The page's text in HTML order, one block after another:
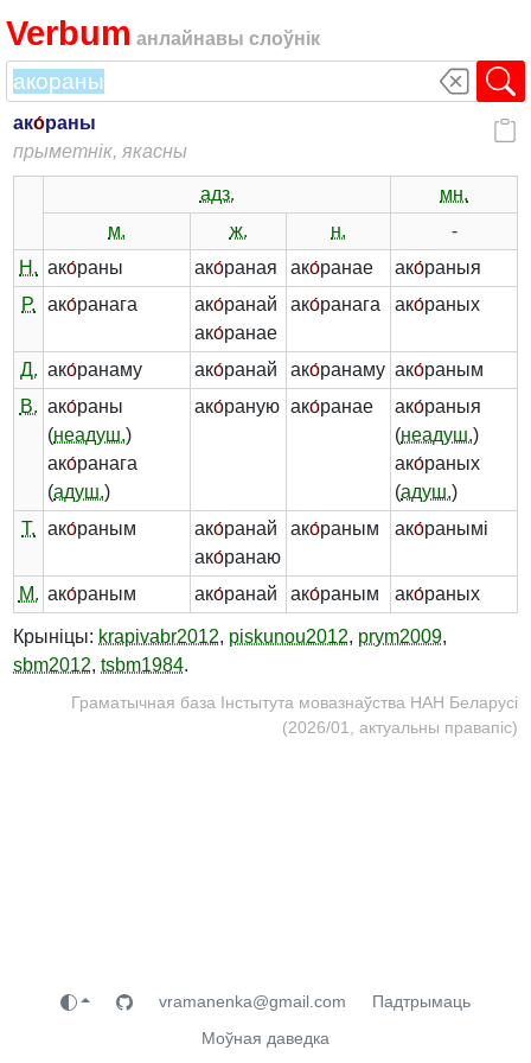
Verbum анлайнавы слоўнік
ако́раны
прыметнік, якасны
адз.
мн.
м.
ж. н.
-
Н. ако́раны ако́раная ако́ранае ако́раныя
Р.
ако́ранага ако́ранай
ако́ранае
ако́ранага ако́раных
Д. ако́ранаму ако́ранай ако́ранаму ако́раным
В. ако́раны
(неадуш.)
ако́ранага
(адуш.)
ако́раную ако́ранае ако́раныя
(неадуш.)
ако́раных
(адуш.)
Т.
ако́раным ако́ранай
ако́ранаю
ако́раным ако́ранымі
М. ако́раным ако́ранай ако́раным ако́раных
Крыніцы: krapivabr2012, piskunou2012, prym2009,
sbm2012, tsbm1984.
Граматычная база Інстытута мовазнаўства НАН Беларусі
(2026/01, актуальны правапіс)
vramanenka@gmail.com
Падтрымаць
Моўная даведка